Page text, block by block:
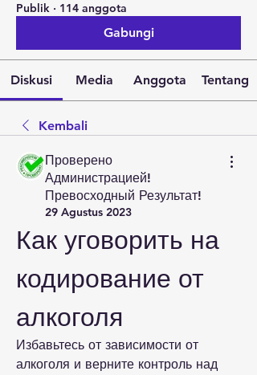
Publik · 114 anggota
Gabungi
Diskusi Media Anggota Tentang
Kembali
Проверено
Администрацией!
Превосходный Результат!
29 Agustus 2023
Как уговорить на
кодирование от
алкоголя
Избавьтесь от зависимости от
алкоголя и верните контроль над